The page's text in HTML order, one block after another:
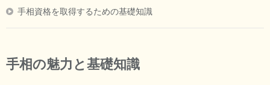
手相資格を取得するための基礎知識
手相の魅力と基礎知識